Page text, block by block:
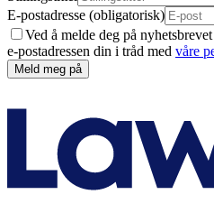
E-postadresse (obligatorisk)
Ved å melde deg på
e-postadressen din i tråd med våre
Meld meg på